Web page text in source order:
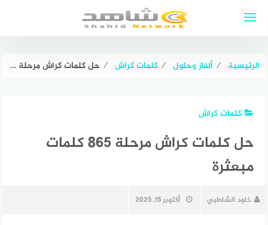
الرئيسية ⁄ ألغاز وحلول ⁄ كلمات كراش ⁄ حل كلمات كراش مرحلة ٨٦٥ كلمات مبعثرة
كلمات كراش
حل كلمات كراش مرحلة ٨٦٥ كلمات
مبعثرة
خلود الشاطبي أكتوبر 15, 2025